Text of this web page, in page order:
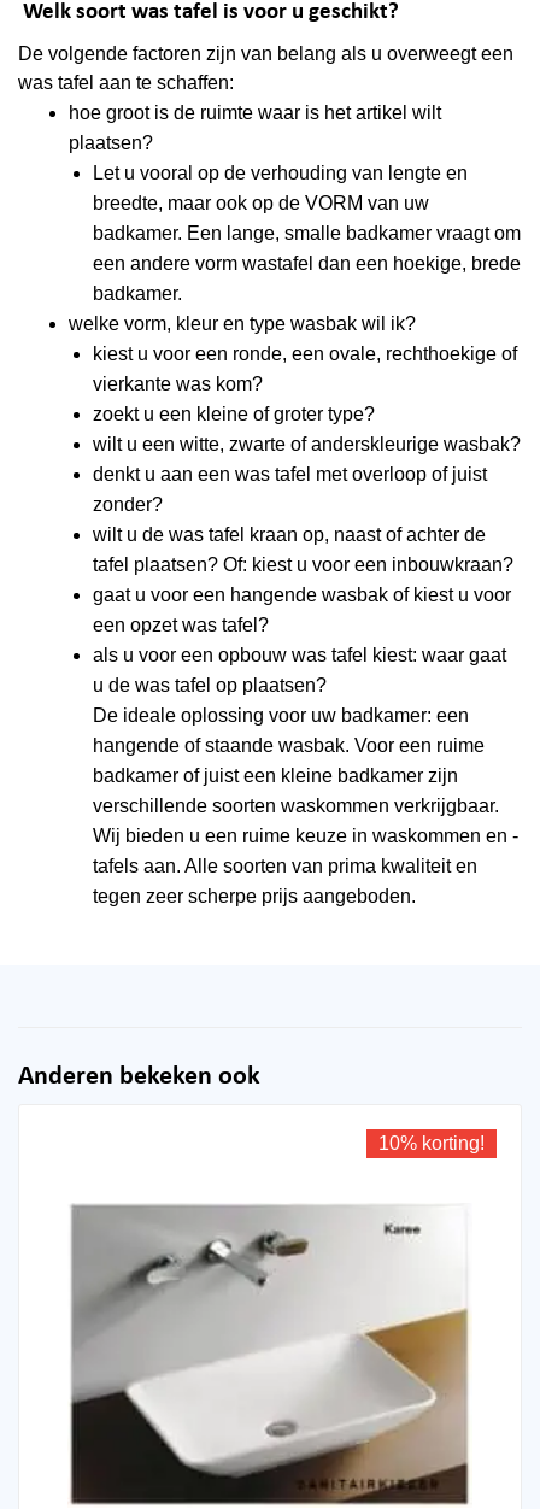
Welk soort was tafel is voor u geschikt?
De volgende factoren zijn van belang als u overweegt een
was tafel aan te schaffen:
hoe groot is de ruimte waar is het artikel wilt
plaatsen?
Let u vooral op de verhouding van lengte en
breedte, maar ook op de VORM van uw
badkamer. Een lange, smalle badkamer vraagt om
een andere vorm wastafel dan een hoekige, brede
badkamer.
welke vorm, kleur en type wasbak wil ik?
kiest u voor een ronde, een ovale, rechthoekige of
vierkante was kom?
zoekt u een kleine of groter type?
wilt u een witte, zwarte of anderskleurige wasbak?
denkt u aan een was tafel met overloop of juist
zonder?
wilt u de was tafel kraan op, naast of achter de
tafel plaatsen? Of: kiest u voor een inbouwkraan?
gaat u voor een hangende wasbak of kiest u voor
een opzet was tafel?
als u voor een opbouw was tafel kiest: waar gaat
u de was tafel op plaatsen?
De ideale oplossing voor uw badkamer: een
hangende of staande wasbak. Voor een ruime
badkamer of juist een kleine badkamer zijn
verschillende soorten waskommen verkrijgbaar.
Wij bieden u een ruime keuze in waskommen en -
tafels aan. Alle soorten van prima kwaliteit en
tegen zeer scherpe prijs aangeboden.
Anderen bekeken ook
10% korting!